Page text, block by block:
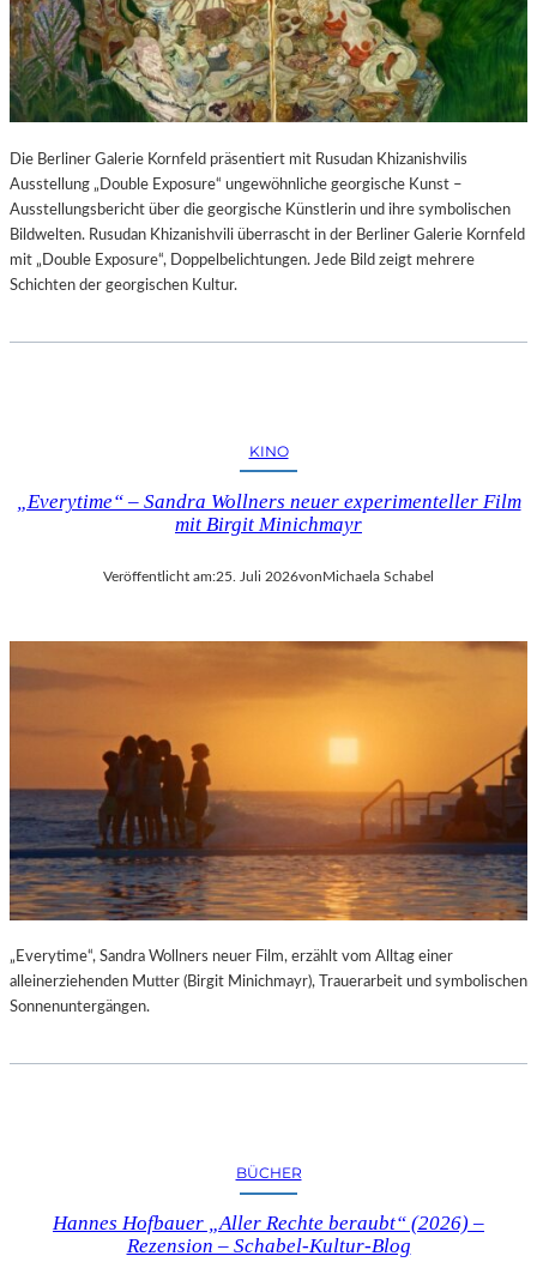
Die Berliner Galerie Kornfeld präsentiert mit Rusudan Khizanishvilis
Ausstellung „Double Exposure“ ungewöhnliche georgische Kunst –
Ausstellungsbericht über die georgische Künstlerin und ihre symbolischen
Bildwelten. Rusudan Khizanishvili überrascht in der Berliner Galerie Kornfeld
mit „Double Exposure“, Doppelbelichtungen. Jede Bild zeigt mehrere
Schichten der georgischen Kultur.
KINO
„Everytime“ – Sandra Wollners neuer experimenteller Film
mit Birgit Minichmayr
Veröffentlicht am:25. Juli 2026vonMichaela Schabel
„Everytime“, Sandra Wollners neuer Film, erzählt vom Alltag einer
alleinerziehenden Mutter (Birgit Minichmayr), Trauerarbeit und symbolischen
Sonnenuntergängen.
BÜCHER
Hannes Hofbauer „Aller Rechte beraubt“ (2026) –
Rezension – Schabel-Kultur-Blog